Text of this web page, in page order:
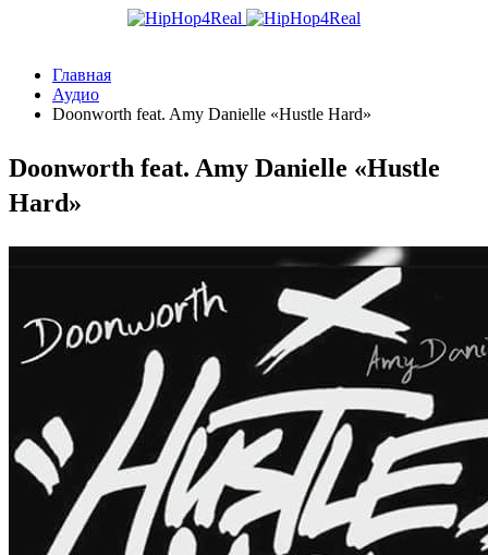
Главная
Аудио
Doonworth feat. Amy Danielle «Hustle Hard»
Doonworth feat. Amy Danielle «Hustle
Hard»